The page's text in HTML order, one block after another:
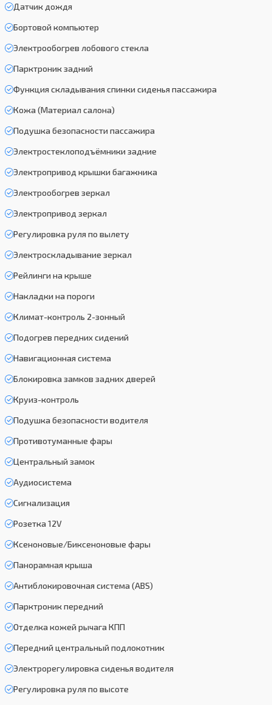
Датчик дождя
Бортовой компьютер
Электрообогрев лобового стекла
Парктроник задний
Функция складывания спинки сиденья пассажира
Кожа (Материал салона)
Подушка безопасности пассажира
Электростеклоподъёмники задние
Электропривод крышки багажника
Электрообогрев зеркал
Электропривод зеркал
Регулировка руля по вылету
Электроскладывание зеркал
Рейлинги на крыше
Накладки на пороги
Климат-контроль 2-зонный
Подогрев передних сидений
Навигационная система
Блокировка замков задних дверей
Круиз-контроль
Подушка безопасности водителя
Противотуманные фары
Центральный замок
Аудиосистема
Сигнализация
Розетка 12V
Ксеноновые/Биксеноновые фары
Панорамная крыша
Антиблокировочная система (ABS)
Парктроник передний
Отделка кожей рычага КПП
Передний центральный подлокотник
Электрорегулировка сиденья водителя
Регулировка руля по высоте